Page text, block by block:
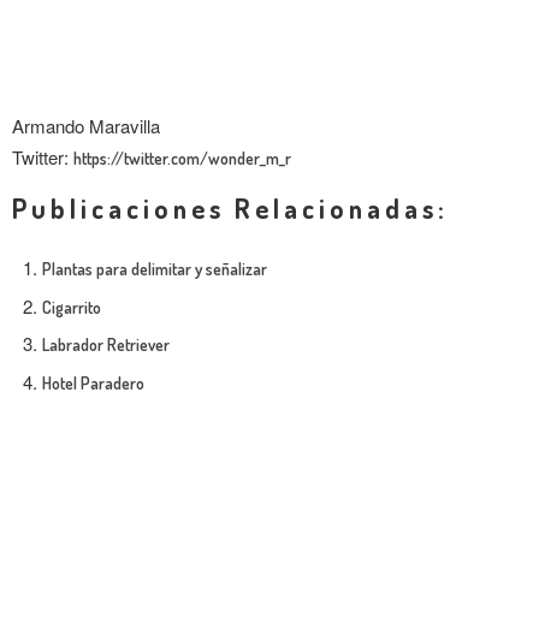
COLABORADORES
CONSEJO HONORÍFICO
Armando Maravilla
Twitter: https://twitter.com/wonder_m_r
Publicaciones Relacionadas:
Plantas para delimitar y señalizar
Cigarrito
Labrador Retriever
Hotel Paradero